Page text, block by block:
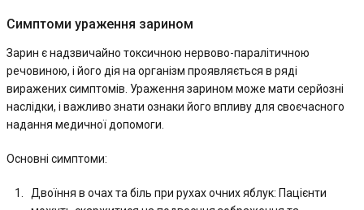
Симптоми ураження зарином
Зарин є надзвичайно токсичною нервово-паралітичною
речовиною, і його дія на організм проявляється в ряді
виражених симптомів. Ураження зарином може мати серйозні
наслідки, і важливо знати ознаки його впливу для своєчасного
надання медичної допомоги.
Основні симптоми:
Двоїння в очах та біль при рухах очних яблук: Пацієнти